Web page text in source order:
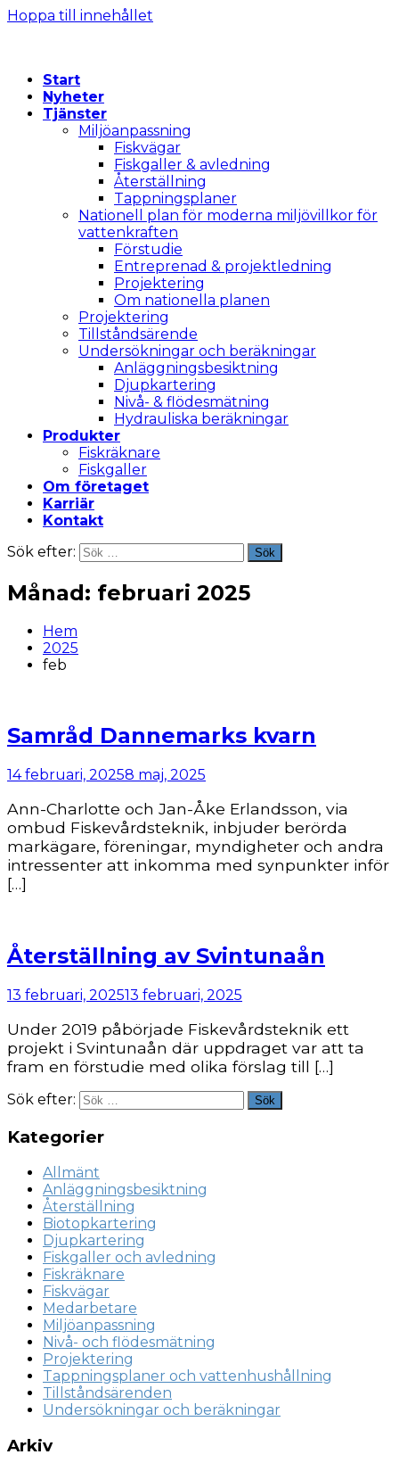
Hoppa till innehållet
Start
Nyheter
Tjänster
Miljöanpassning
Fiskvägar
Fiskgaller & avledning
Återställning
Tappningsplaner
Nationell plan för moderna miljövillkor för
vattenkraften
Förstudie
Entreprenad & projektledning
Projektering
Om nationella planen
Projektering
Tillståndsärende
Undersökningar och beräkningar
Anläggningsbesiktning
Djupkartering
Nivå- & flödesmätning
Hydrauliska beräkningar
Produkter
Fiskräknare
Fiskgaller
Om företaget
Karriär
Kontakt
Sök efter:
Sök
Månad: februari 2025
Hem
2025
feb
Samråd Dannemarks kvarn
14 februari, 20258 maj, 2025
Ann-Charlotte och Jan-Åke Erlandsson, via
ombud Fiskevårdsteknik, inbjuder berörda
markägare, föreningar, myndigheter och andra
intressenter att inkomma med synpunkter inför
[…]
Återställning av Svintunaån
13 februari, 202513 februari, 2025
Under 2019 påbörjade Fiskevårdsteknik ett
projekt i Svintunaån där uppdraget var att ta
fram en förstudie med olika förslag till […]
Sök efter: Sök
Kategorier
Allmänt
Anläggningsbesiktning
Återställning
Biotopkartering
Djupkartering
Fiskgaller och avledning
Fiskräknare
Fiskvägar
Medarbetare
Miljöanpassning
Nivå- och flödesmätning
Projektering
Tappningsplaner och vattenhushållning
Tillståndsärenden
Undersökningar och beräkningar
Arkiv